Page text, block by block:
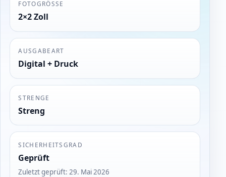
FOTOGRÖSSE
2×2 Zoll
AUSGABEART
Digital + Druck
STRENGE
Streng
SICHERHEITSGRAD
Geprüft
Zuletzt geprüft:29. Mai 2026